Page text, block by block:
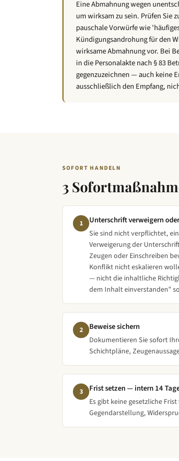
Ihr unentschuldigtes
arbeitsvertraglichen
Betriebsablauf
Kollegen übernommen
können.
Wir fordern Sie hiermit
1. Zuverlässig Ihre
unentschuldigter
behalten wir uns vor, für
Eine Kopie dieser
Mit freundlichen Grüßen
[Unterschrift]
[Name des Vorgesetzten/
[Position]
---
Empfangsbestätigung:
Hiermit bestätige ich den
Eine Abmahnung wegen
um wirksam zu sein. Prüfen Sie
pauschale Vorwürfe wie
Kündigungsandrohung für den
wirksame Abmahnung vor. Bei
in die Personalakte nach § 83
gegenzuzeichnen — auch keine
ausschließlich den Empfang,
SOFORT HANDELN
3
1 Unterschrift verweigern
Sie sind nicht verpflichtet,
Verweigerung der
Zeugen oder Einschreiben
Konflikt nicht eskalieren
— nicht die inhaltliche
dem Inhalt einverstanden"
2 Beweise sichern
Dokumentieren Sie sofort
Schichtpläne,
3 Frist setzen — intern 14
Es gibt keine gesetzliche
Gegendarstellung,